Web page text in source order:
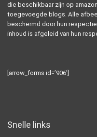
die beschikbaar zijn op
toegevoegde blogs. Alle
beschermd door hun
inhoud is afgeleid van hun
[arrow_forms id=’906′]
Snelle links